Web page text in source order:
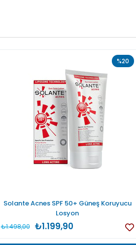
Solante Acnes SPF 50+ Güneş Koruyucu
Losyon
₺1.199,90
₺1.498,00
%20